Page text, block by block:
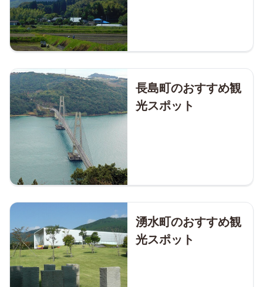
長島町のおすすめ観
光スポット
湧水町のおすすめ観
光スポット